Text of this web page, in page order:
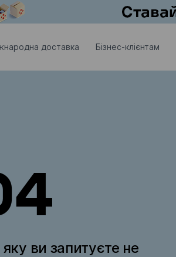
доставка Бізнес-клієнтам
яку ви запитуєте не